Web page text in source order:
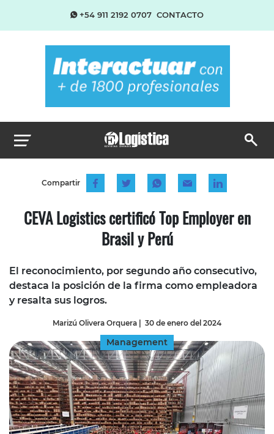
+54 911 2192 0707 CONTACTO
Compartir
CEVA Logistics certificó Top Employer en
Brasil y Perú
El reconocimiento, por segundo año consecutivo,
destaca la posición de la firma como empleadora
y resalta sus logros.
Marizú Olivera Orquera | 30 de enero del 2024
Management